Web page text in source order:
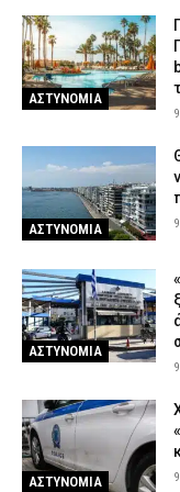
ΑΣΤΥΝΟΜΙΑ
ΑΣΤΥΝΟΜΙΑ
ΑΣΤΥΝΟΜΙΑ
ΑΣΤΥΝΟΜΙΑ